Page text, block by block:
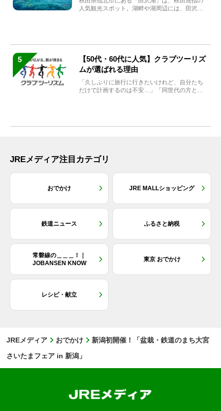
人気観光スポット。湖畔や湖周辺には、田沢湖
5
【50代・60代に人気】クラブツーリズ
ムが選ばれる理由
「久しぶりに旅行に行きたいけれど、自分たち
だけで計画するのは不安…」「同世代の方と気
JREメディア注目カテゴリ
おでかけ JRE MALLショッピング
鉄道ニュース ふるさと納税
常磐線の＿＿＿！｜
JOBANSEN KNOW
東京 おでかけ
レシピ・献立
JREメディア おでかけ
新潟初開催！「盆栽・鉄道のまち大宮
さいたまフェア in 新潟」